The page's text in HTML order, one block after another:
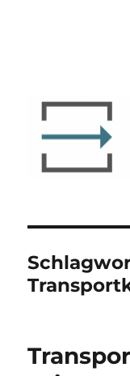
Detektiv